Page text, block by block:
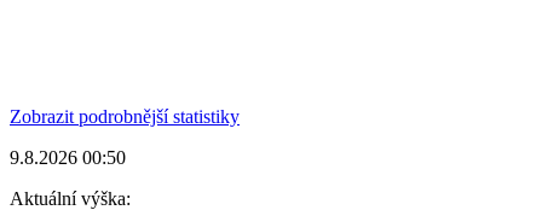
Zobrazit podrobnější statistiky
9.8.2026 00:50
Aktuální výška: